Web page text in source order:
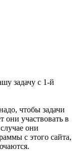
задачу с 1-й
чтобы задачи
участвовать в
они
с этого сайта,